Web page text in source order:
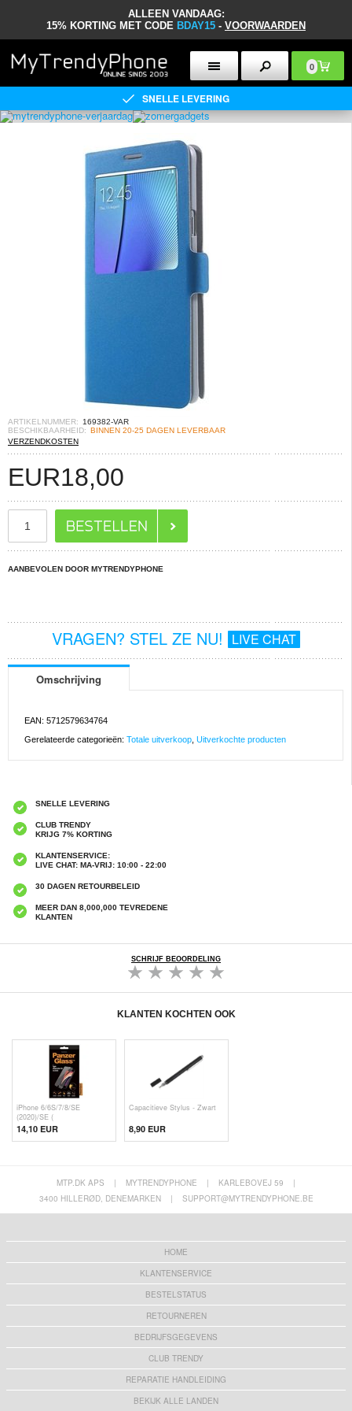
ALLEEN VANDAAG:
15% KORTING MET CODE BDAY15 - VOORWAARDEN
0
SNELLE LEVERING
ARTIKELNUMMER:
169382-VAR
BESCHIKBAARHEID: BINNEN 20-25 DAGEN LEVERBAAR
VERZENDKOSTEN
EUR18,00
AANBEVOLEN DOOR MYTRENDYPHONE
VRAGEN? STEL ZE NU! LIVE CHAT
Omschrijving
EAN: 5712579634764
Gerelateerde categorieën: Totale uitverkoop Uitverkochte producten
SNELLE LEVERING
CLUB TRENDY
KRIJG 7% KORTING
KLANTENSERVICE:
LIVE CHAT: MA-VRIJ: 10:00 - 22:00
30 DAGEN RETOURBELEID
MEER DAN 8,000,000 TEVREDENE
KLANTEN
SCHRIJF BEOORDELING
KLANTEN KOCHTEN OOK
iPhone 6/6S/7/8/SE
(2020)/SE (
14,10 EUR
Capacitieve Stylus - Zwart
8,90 EUR
MTP.DK APS | MYTRENDYPHONE | KARLEBOVEJ 59
|
3400 HILLERØD, DENEMARKEN
| SUPPORT@MYTRENDYPHONE.BE
HOME
KLANTENSERVICE
BESTELSTATUS
RETOURNEREN
BEDRIJFSGEGEVENS
CLUB TRENDY
REPARATIE HANDLEIDING
BEKIJK ALLE LANDEN